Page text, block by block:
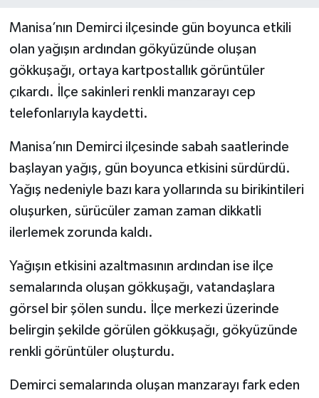
Manisa’nın Demirci ilçesinde gün boyunca etkili
olan yağışın ardından gökyüzünde oluşan
gökkuşağı, ortaya kartpostallık görüntüler
çıkardı. İlçe sakinleri renkli manzarayı cep
telefonlarıyla kaydetti.
Manisa’nın Demirci ilçesinde sabah saatlerinde
başlayan yağış, gün boyunca etkisini sürdürdü.
Yağış nedeniyle bazı kara yollarında su birikintileri
oluşurken, sürücüler zaman zaman dikkatli
ilerlemek zorunda kaldı.
Yağışın etkisini azaltmasının ardından ise ilçe
semalarında oluşan gökkuşağı, vatandaşlara
görsel bir şölen sundu. İlçe merkezi üzerinde
belirgin şekilde görülen gökkuşağı, gökyüzünde
renkli görüntüler oluşturdu.
Demirci semalarında oluşan manzarayı fark eden